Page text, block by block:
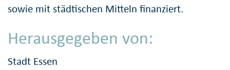
sowie mit städtischen Mitteln finanziert.
Herausgegeben von:
Stadt Essen